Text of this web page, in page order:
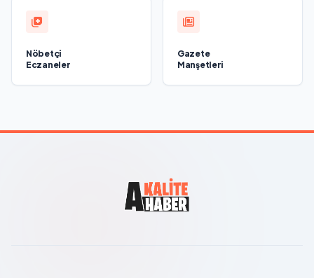
Nöbetçi
Eczaneler
Gazete
Manşetleri